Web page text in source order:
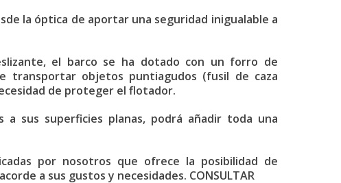
la óptica de aportar una seguridad inigualable a
el barco se ha dotado con un forro de
transportar objetos puntiagudos (fusil de caza
de proteger el flotador.
a sus superficies planas, podrá añadir toda una
por nosotros que ofrece la posibilidad de
a sus gustos y necesidades. CONSULTAR